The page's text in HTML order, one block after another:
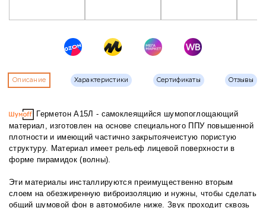
Описание Характеристики Сертификаты Отзывы
Герметон А15Л - самоклеящийся шумопоглощающий
материал, изготовлен на основе специального ППУ повышенной
плотности и имеющий частично закрытоячеистую пористую
структуру. Материал имеет рельеф лицевой поверхности в
форме пирамидок (волны).
Эти материалы инсталлируются преимущественно вторым
слоем на обезжиренную виброизоляцию и нужны, чтобы сделать
общий шумовой фон в автомобиле ниже. Звук проходит сквозь